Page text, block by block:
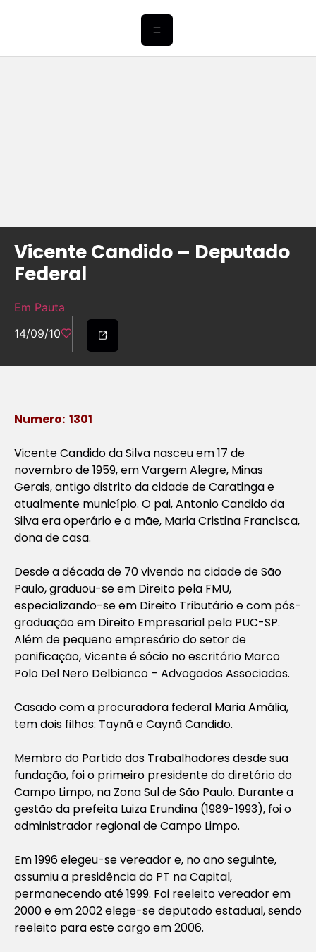
Vicente Candido – Deputado
Federal
Em Pauta
14/09/10
Numero: 1301
Vicente Candido da Silva nasceu em 17 de
novembro de 1959, em Vargem Alegre, Minas
Gerais, antigo distrito da cidade de Caratinga e
atualmente município. O pai, Antonio Candido da
Silva era operário e a mãe, Maria Cristina Francisca,
dona de casa.
Desde a década de 70 vivendo na cidade de São
Paulo, graduou-se em Direito pela FMU,
especializando-se em Direito Tributário e com pós-
graduação em Direito Empresarial pela PUC-SP.
Além de pequeno empresário do setor de
panificação, Vicente é sócio no escritório Marco
Polo Del Nero Delbianco – Advogados Associados.
Casado com a procuradora federal Maria Amália,
tem dois filhos: Taynã e Caynã Candido.
Membro do Partido dos Trabalhadores desde sua
fundação, foi o primeiro presidente do diretório do
Campo Limpo, na Zona Sul de São Paulo. Durante a
gestão da prefeita Luiza Erundina (1989-1993), foi o
administrador regional de Campo Limpo.
Em 1996 elegeu-se vereador e, no ano seguinte,
assumiu a presidência do PT na Capital,
permanecendo até 1999. Foi reeleito vereador em
2000 e em 2002 elege-se deputado estadual, sendo
reeleito para este cargo em 2006.